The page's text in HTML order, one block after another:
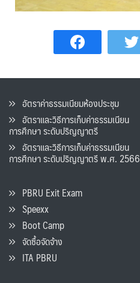
อัตราค่าธรรมเนียมห้องประชุม
อัตราและวิธีการเก็บค่าธรรมเนียน
การศึกษา ระดับปริญญาตรี
อัตราและวิธีการเก็บค่าธรรมเนียน
การศึกษา ระดับปริญญาตรี พ.ศ. 2566
PBRU Exit Exam
Speexx
Boot Camp
จัดซื้อจัดจ้าง
ITA PBRU